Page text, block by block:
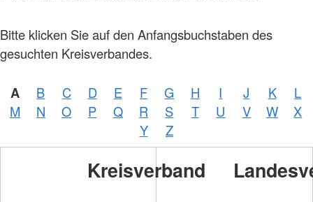
Bitte klicken Sie auf den Anfangsbuchstaben des
gesuchten Kreisverbandes.
A B C D E F G H I J K
L
M
N O P Q R S T U V W
X
Y
Z
Kreisverband